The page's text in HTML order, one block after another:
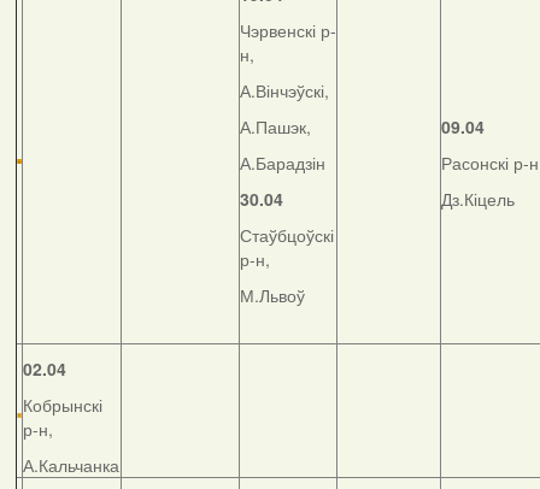
Чэрвенскі р-
н,
А.Вінчэўскі,
А.Пашэк,
А.Барадзін
30.04
Стаўбцоўскі
р-н,
М.Львоў
09.04
Расонскі р-
Дз.Кіцель
02.04
Кобрынскі
р-н,
А.Кальчанка